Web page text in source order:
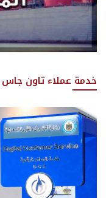
خدمة عملاء تاون جاس